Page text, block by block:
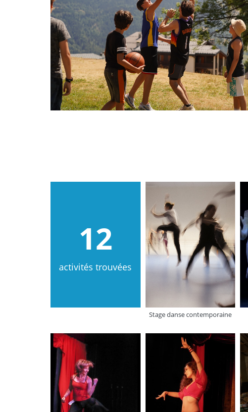
12
activités trouvées
Stage danse contemporaine